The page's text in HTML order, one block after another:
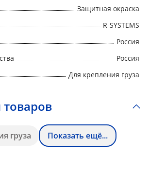
Защитная окраска
R-SYSTEMS
Россия
Россия
Для крепления груза
груза Показать ещё...